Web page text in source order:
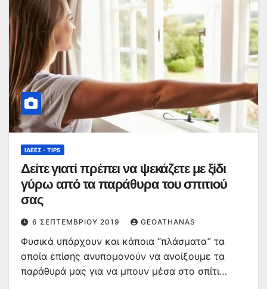
ΙΔΈΕΣ - TIPS
Δείτε γιατί πρέπει να ψεκάζετε με ξίδι
γύρω από τα παράθυρα του σπιτιού
σας
6 ΣΕΠΤΕΜΒΡΊΟΥ 2019 GEOATHANAS
Φυσικά υπάρχουν και κάποια “πλάσματα” τα
οποία επίσης ανυπομονούν να ανοίξουμε τα
παράθυρά μας για να μπουν μέσα στο σπίτι…